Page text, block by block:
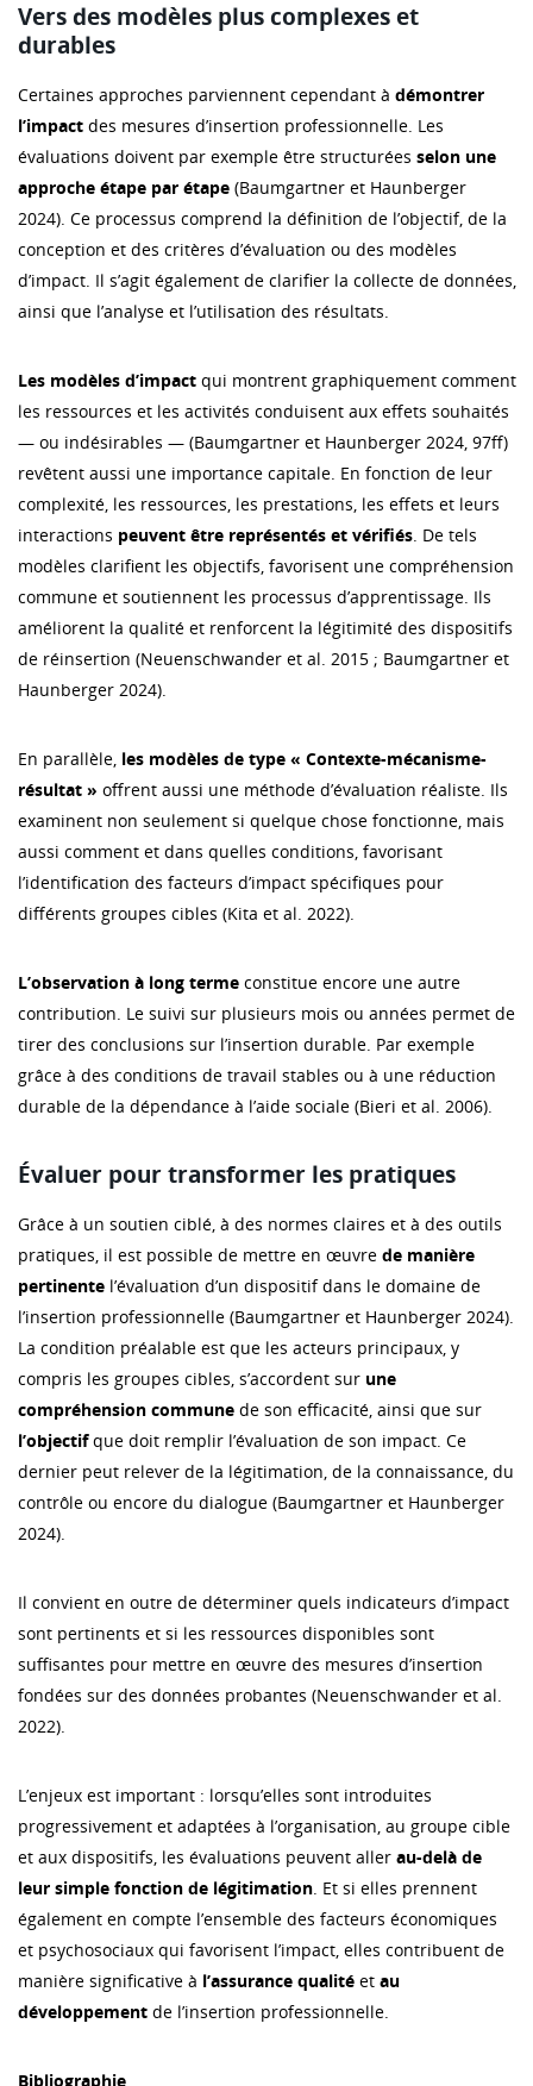
Vers des modèles plus complexes et
durables
Certaines approches parviennent cependant à démontrer
l’impact des mesures d’insertion professionnelle. Les
évaluations doivent par exemple être structurées selon une
approche étape par étape (Baumgartner et Haunberger
2024). Ce processus comprend la définition de l’objectif, de la
conception et des critères d’évaluation ou des modèles
d’impact. Il s’agit également de clarifier la collecte de données,
ainsi que l’analyse et l’utilisation des résultats.
Les modèles d’impact qui montrent graphiquement comment
les ressources et les activités conduisent aux effets souhaités
— ou indésirables — (Baumgartner et Haunberger 2024, 97ff)
revêtent aussi une importance capitale. En fonction de leur
complexité, les ressources, les prestations, les effets et leurs
interactions peuvent être représentés et vérifiés. De tels
modèles clarifient les objectifs, favorisent une compréhension
commune et soutiennent les processus d’apprentissage. Ils
améliorent la qualité et renforcent la légitimité des dispositifs
de réinsertion (Neuenschwander et al. 2015 ; Baumgartner et
Haunberger 2024).
En parallèle, les modèles de type « Contexte-mécanisme-
résultat » offrent aussi une méthode d’évaluation réaliste. Ils
examinent non seulement si quelque chose fonctionne, mais
aussi comment et dans quelles conditions, favorisant
l’identification des facteurs d’impact spécifiques pour
différents groupes cibles (Kita et al. 2022).
L’observation à long terme constitue encore une autre
contribution. Le suivi sur plusieurs mois ou années permet de
tirer des conclusions sur l’insertion durable. Par exemple
grâce à des conditions de travail stables ou à une réduction
durable de la dépendance à l’aide sociale (Bieri et al. 2006).
Évaluer pour transformer les pratiques
Grâce à un soutien ciblé, à des normes claires et à des outils
pratiques, il est possible de mettre en œuvre de manière
pertinente l’évaluation d’un dispositif dans le domaine de
l’insertion professionnelle (Baumgartner et Haunberger 2024).
La condition préalable est que les acteurs principaux, y
compris les groupes cibles, s’accordent sur une
compréhension commune de son efficacité, ainsi que sur
l’objectifque doit remplir l’évaluation de son impact. Ce
dernier peut relever de la légitimation, de la connaissance, du
contrôle ou encore du dialogue (Baumgartner et Haunberger
2024).
Il convient en outre de déterminer quels indicateurs d’impact
sont pertinents et si les ressources disponibles sont
suffisantes pour mettre en œuvre des mesures d’insertion
fondées sur des données probantes (Neuenschwander et al.
2022).
L’enjeux est important : lorsqu’elles sont introduites
progressivement et adaptées à l’organisation, au groupe cible
et aux dispositifs, les évaluations peuvent aller au-delà de
leur simple fonction de légitimation. Et si elles prennent
également en compte l’ensemble des facteurs économiques
et psychosociaux qui favorisent l’impact, elles contribuent de
manière significative à l’assurance qualité et au
développement de l’insertion professionnelle.
Bibliographie